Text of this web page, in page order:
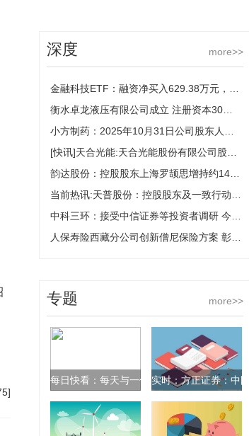
more>>
深度
more>>
专题
每日快看：每天与一件国宝相遇 | 第4集 永乐
实时：方正证券：中